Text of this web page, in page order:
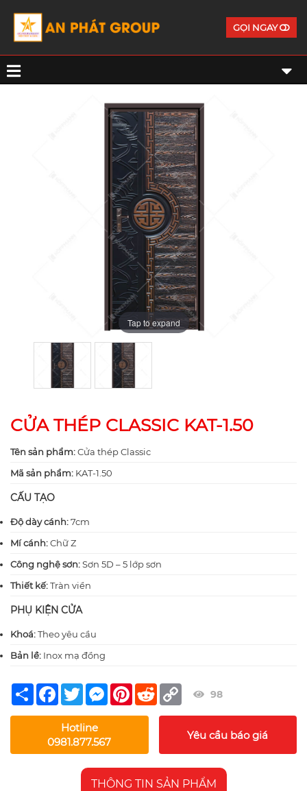
GỌI NGAY
Tap to expand
Tap to expand
CỬA THÉP CLASSIC KAT-1.50
Tên sản phẩm:Cửa thép Classic
Mã sản phẩm: KAT-1.50
CẤU TẠO
Độ dày cánh:7cm
Mí cánh:Chữ Z
Công nghệ sơn:Sơn 5D – 5 lớp sơn
Thiết kế:Tràn viền
PHỤ KIỆN CỬA
Khoá:Theo yêu cầu
Bản lề: Inox mạ đồng
Share Facebook
TwitterMessengerPinterest
Reddit Copy
Link
98
Hotline
0981.877.567
Yêu cầu báo giá
THÔNG TIN SẢN PHẨM